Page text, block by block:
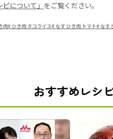
ピについて」 をご覧ください。
肉# ひき肉 タコライス# なす ひき肉 トマト# なす
おすすめレシ